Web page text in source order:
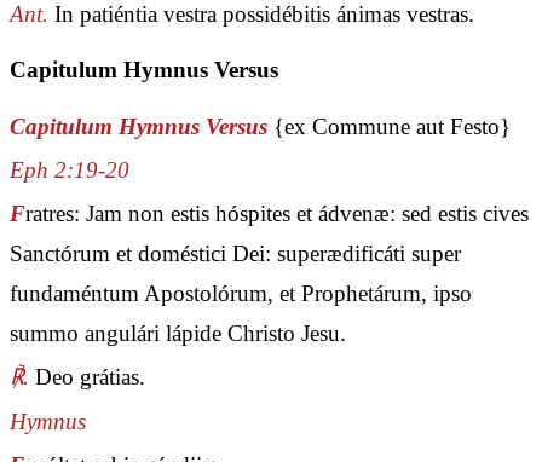
Ant. In patiéntia vestra possidébitis ánimas vestras.
Capitulum Hymnus Versus
Capitulum Hymnus Versus {ex Commune aut Festo}
Eph 2:19-20
Fratres: Jam non estis hóspites et ádvenæ: sed estis cives
Sanctórum et doméstici Dei: superædificáti super
fundaméntum Apostolórum, et Prophetárum, ipso
summo angulári lápide Christo Jesu.
℟. Deo grátias.
Hymnus